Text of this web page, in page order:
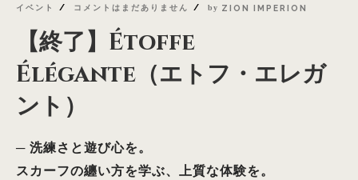
イベント コメントはまだありません by ZION IMPERION
【終了】Étoffe
Élégante（エトフ・エレガ
ント）
─ 洗練さと遊び心を。
スカーフの纏い方を学ぶ、上質な体験を。